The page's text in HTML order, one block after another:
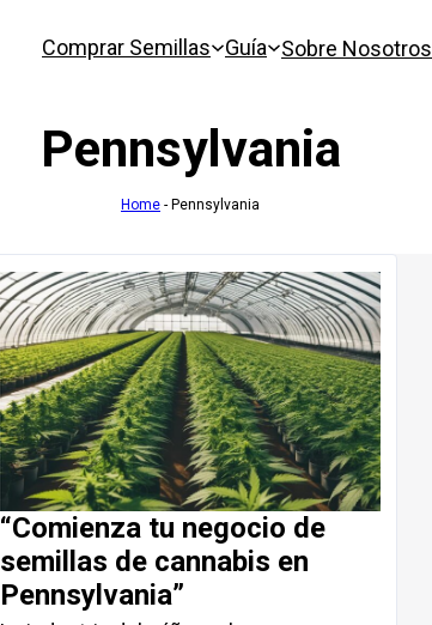
Comprar Semillas Guía Sobre Nosotros
Pennsylvania
Home - Pennsylvania
“Comienza tu negocio de
semillas de cannabis en
Pennsylvania”